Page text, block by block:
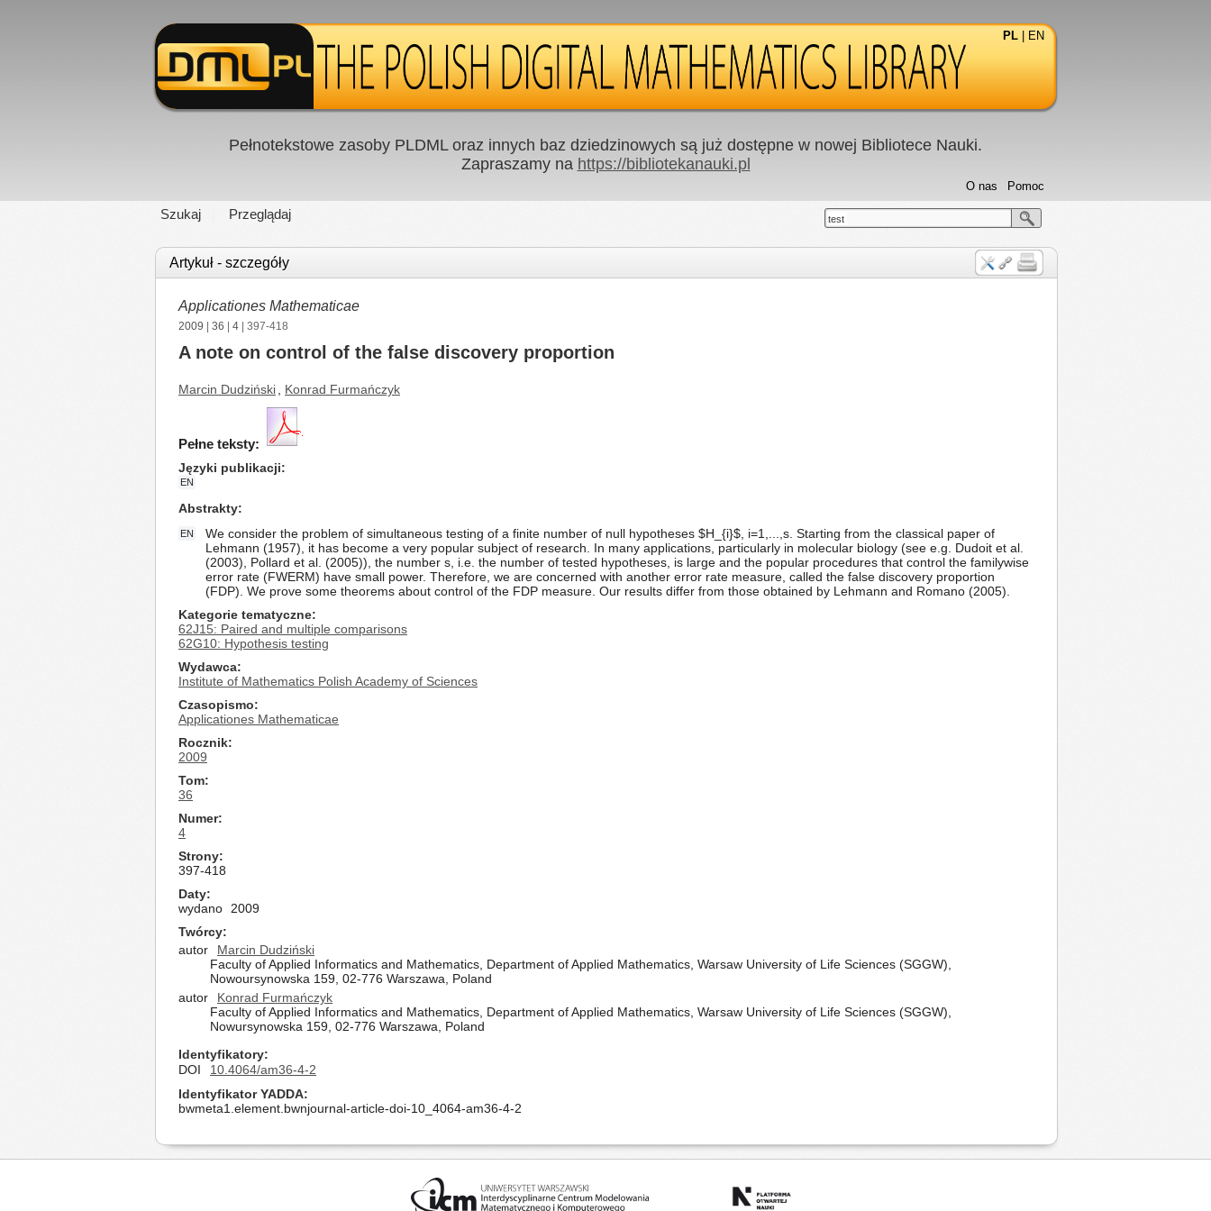
PL EN
Pełnotekstowe zasoby PLDML oraz innych baz dziedzinowych są już dostępne w nowej Bibliotece Nauki.
Zapraszamy na https://bibliotekanauki.pl
Szukaj Przeglądaj
Pomoc
O nas
test
Artykuł - szczegóły
Applicationes Mathematicae
2009 36 4 | 397-418
A note on control of the false discovery proportion
Marcin Dudziński Konrad Furmańczyk
Pełne teksty:
Języki publikacji
EN
Abstrakty
EN
We consider the problem of simultaneous testing of a finite number of null hypotheses $H_{i}$, i=1,...,s. Starting from the classical paper of
Lehmann (1957), it has become a very popular subject of research. In many applications, particularly in molecular biology (see e.g. Dudoit et al.
(2003), Pollard et al. (2005)), the number s, i.e. the number of tested hypotheses, is large and the popular procedures that control the familywise
error rate (FWERM) have small power. Therefore, we are concerned with another error rate measure, called the false discovery proportion
(FDP). We prove some theorems about control of the FDP measure. Our results differ from those obtained by Lehmann and Romano (2005).
Kategorie tematyczne
62J15: Paired and multiple comparisons
62G10: Hypothesis testing
Wydawca
Institute of Mathematics Polish Academy of Sciences
Czasopismo
Applicationes Mathematicae
Rocznik
2009
Tom
36
Numer
4
Strony
397-418
Daty
wydano
2009
Twórcy
autor
Marcin Dudziński
Faculty of Applied Informatics and Mathematics, Department of Applied Mathematics, Warsaw University of Life Sciences (SGGW),
Nowoursynowska 159, 02-776 Warszawa, Poland
autor
Konrad Furmańczyk
Faculty of Applied Informatics and Mathematics, Department of Applied Mathematics, Warsaw University of Life Sciences (SGGW),
Nowursynowska 159, 02-776 Warszawa, Poland
Identyfikatory
DOI
10.4064/am36-4-2
Identyfikator YADDA
bwmeta1.element.bwnjournal-article-doi-10_4064-am36-4-2